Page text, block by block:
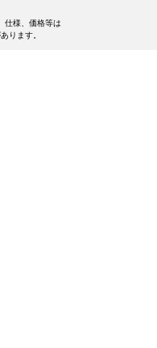
仕様、価格等は
ります。